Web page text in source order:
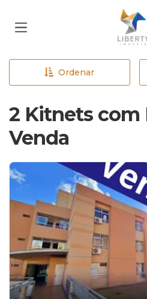
Ordenar
2 Kitnets com
Venda